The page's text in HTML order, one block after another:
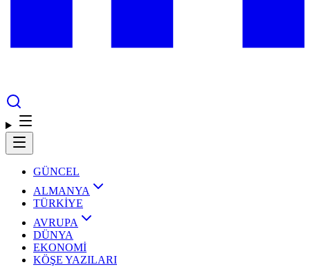
GÜNCEL
ALMANYA
TÜRKİYE
AVRUPA
DÜNYA
EKONOMİ
KÖŞE YAZILARI